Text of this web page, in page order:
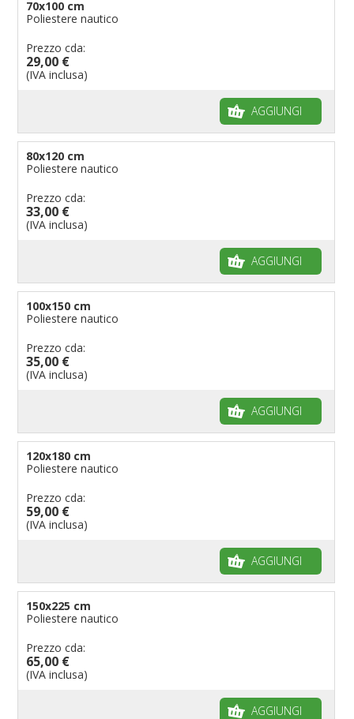
70x100 cm
Poliestere nautico
Prezzo cda:
29,00 €
(IVA inclusa)
AGGIUNGI
80x120 cm
Poliestere nautico
Prezzo cda:
33,00 €
(IVA inclusa)
AGGIUNGI
100x150 cm
Poliestere nautico
Prezzo cda:
35,00 €
(IVA inclusa)
AGGIUNGI
120x180 cm
Poliestere nautico
Prezzo cda:
59,00 €
(IVA inclusa)
AGGIUNGI
150x225 cm
Poliestere nautico
Prezzo cda:
65,00 €
(IVA inclusa)
AGGIUNGI